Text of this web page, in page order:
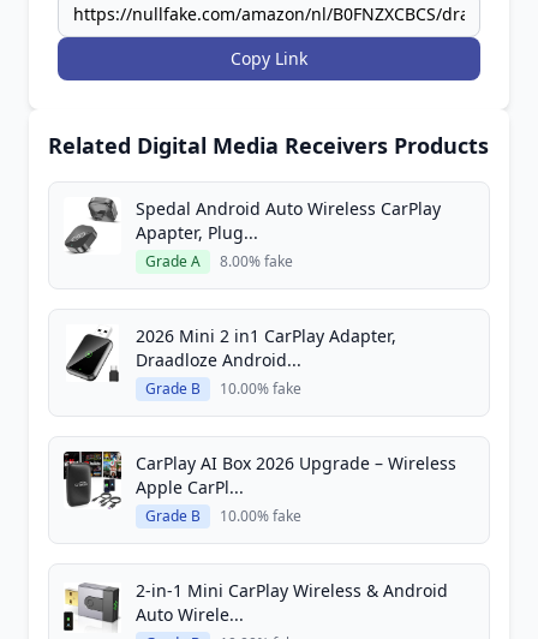
Copy Link
Related Digital Media Receivers Products
Spedal Android Auto Wireless CarPlay
Apapter, Plug...
Grade A 8.00% fake
2026 Mini 2 in1 CarPlay Adapter,
Draadloze Android...
Grade B 10.00% fake
CarPlay AI Box 2026 Upgrade – Wireless
Apple CarPl...
Grade B 10.00% fake
2-in-1 Mini CarPlay Wireless & Android
Auto Wirele...